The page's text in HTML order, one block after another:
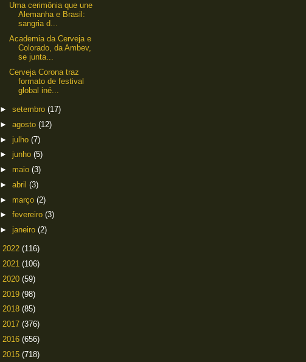
Uma cerimônia que une
Alemanha e Brasil:
sangria d...
Academia da Cerveja e
Colorado, da Ambev,
se junta...
Cerveja Corona traz
formato de festival
global iné...
► setembro (17)
► agosto (12)
► julho (7)
► junho (5)
► maio (3)
► abril (3)
► março (2)
► fevereiro (3)
► janeiro (2)
2022 (116)
2021 (106)
2020 (59)
2019 (98)
2018 (85)
2017 (376)
2016 (656)
2015 (718)